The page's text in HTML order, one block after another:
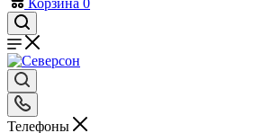
Корзина 0
Телефоны